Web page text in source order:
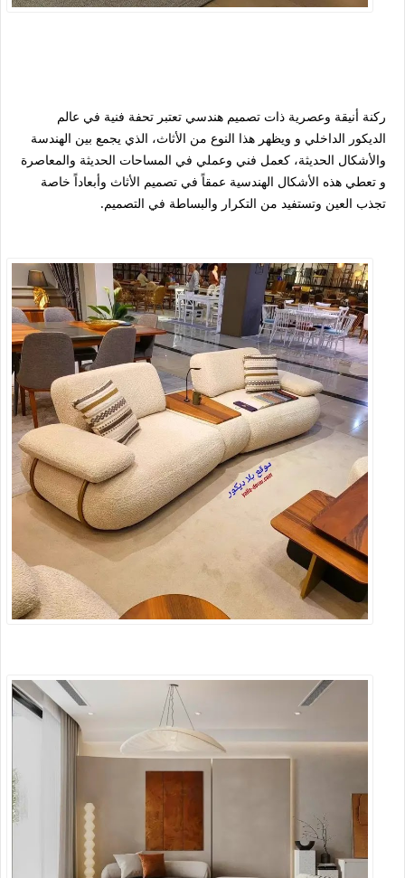
ركنة أنيقة وعصرية ذات تصميم هندسي تعتبر تحفة فنية في عالم
الديكور الداخلي و ويظهر هذا النوع من الأثاث، الذي يجمع بين الهندسة
والأشكال الحديثة، كعمل فني وعملي في المساحات الحديثة والمعاصرة
و تعطي هذه الأشكال الهندسية عمقاً في تصميم الأثاث وأبعاداً خاصة
تجذب العين وتستفيد من التكرار والبساطة في التصميم.